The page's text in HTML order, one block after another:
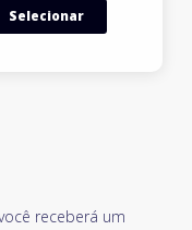
Selecionar
receberá um